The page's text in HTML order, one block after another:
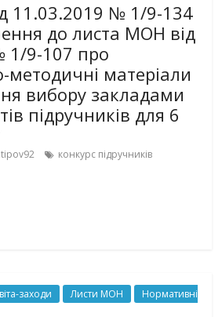
11.03.2019 № 1/9-134
до листа МОН від
1/9-107 про
методичні матеріали
вибору закладами
підручників для 6
конкурс підручників
заходи Листи МОН
Нормативні